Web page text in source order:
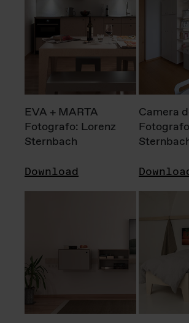
EVA + MARTA
Fotografo: Lorenz
Sternbach
Download
Camera